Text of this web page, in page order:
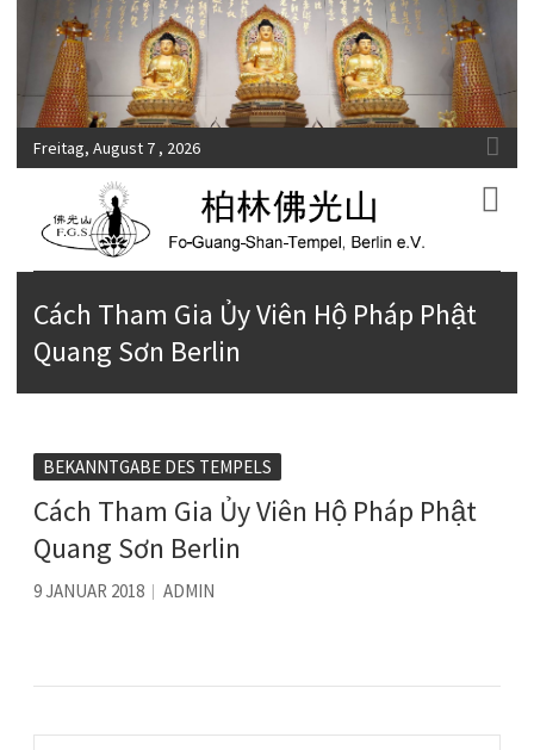
Freitag, August 7 , 2026
柏林佛光山
Fo-Guang-Shan-Tempel, Berlin e.V.
Cách Tham Gia Ủy Viên Hộ Pháp Phật
Quang Sơn Berlin
BEKANNTGABE DES TEMPELS
Cách Tham Gia Ủy Viên Hộ Pháp Phật
Quang Sơn Berlin
9 JANUAR 2018 ADMIN